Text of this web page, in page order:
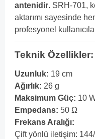
antenidir. SRH-701,
aktarımı sayesinde
profesyonel
Teknik Özellikler:
Uzunluk: 19 cm
Ağırlık: 26 g
Maksimum Güç: 10
Empedans: 50 Ω
Frekans Aralığı:
Çift yönlü iletişim: